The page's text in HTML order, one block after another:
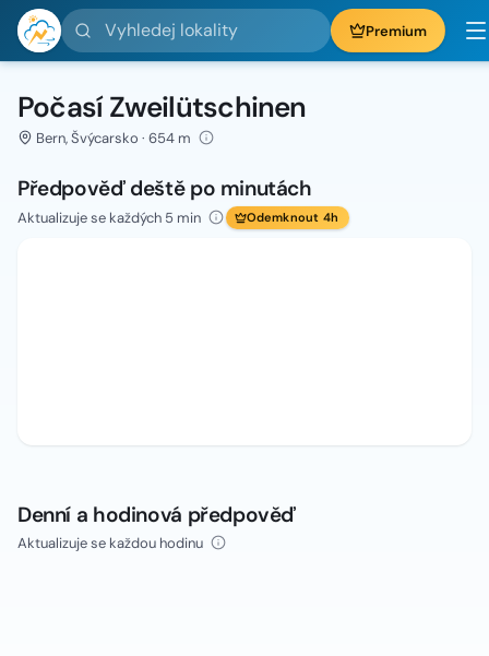
Vyhledej lokality Premium
Počasí Zweilütschinen
Bern, Švýcarsko · 654 m
Předpověď deště po minutách
Aktualizuje se každých 5 min Odemknout 4h
Denní a hodinová předpověď
Aktualizuje se každou hodinu